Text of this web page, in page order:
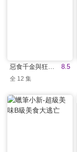
8.5
惡食千金與狂血公爵～那個魔物我就美美地享用了！～
全 12 集